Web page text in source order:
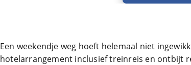
Een weekendje weg hoeft helemaal niet
hotelarrangement inclusief treinreis en ontbijt